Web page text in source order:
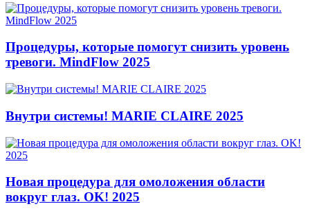
Процедуры, которые помогут снизить уровень
тревоги. MindFlow 2025
Внутри системы! MARIE CLAIRE 2025
Новая процедура для омоложения области
вокруг глаз. OK! 2025